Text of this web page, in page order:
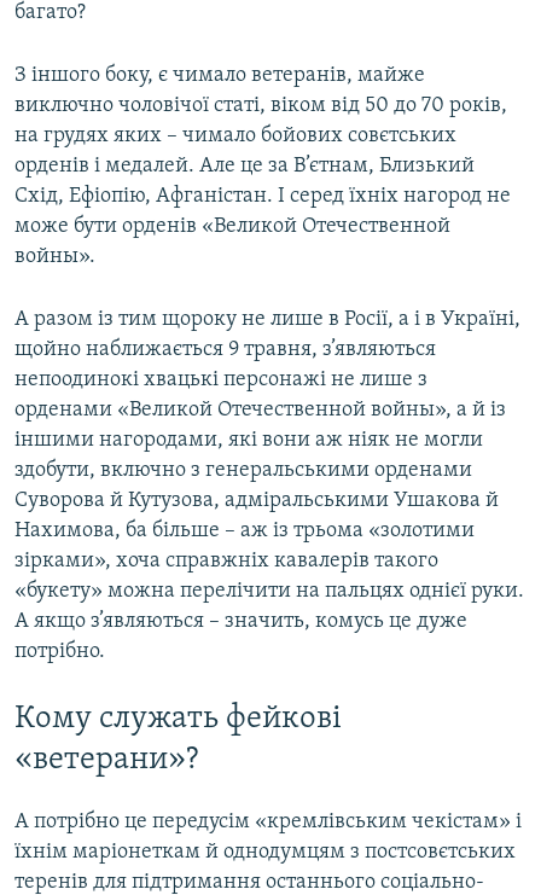
багато?
З іншого боку, є чимало ветеранів, майже
виключно чоловічої статі, віком від 50 до 70 років,
на грудях яких – чимало бойових совєтських
орденів і медалей. Але це за В’єтнам, Близький
Схід, Ефіопію, Афганістан. І серед їхніх нагород не
може бути орденів «Великой Отечественной
войны».
А разом із тим щороку не лише в Росії, а і в Україні,
щойно наближається 9 травня, з’являються
непоодинокі хвацькі персонажі не лише з
орденами «Великой Отечественной войны», а й із
іншими нагородами, які вони аж ніяк не могли
здобути, включно з генеральськими орденами
Суворова й Кутузова, адміральськими Ушакова й
Нахимова, ба більше – аж із трьома «золотими
зірками», хоча справжніх кавалерів такого
«букету» можна перелічити на пальцях однієї руки.
А якщо з’являються – значить, комусь це дуже
потрібно.
Кому служать фейкові
«ветерани»?
А потрібно це передусім «кремлівським чекістам» і
їхнім маріонеткам й однодумцям з постсовєтських
теренів для підтримання останнього соціально-